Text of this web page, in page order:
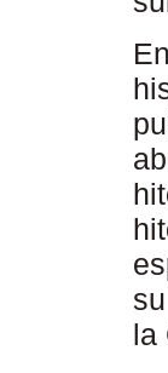
la